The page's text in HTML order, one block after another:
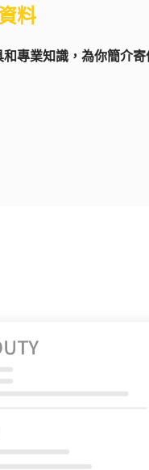
料
專業知識，為你簡介